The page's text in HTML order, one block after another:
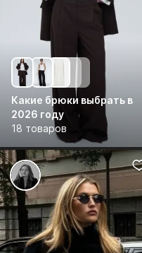
Какие брюки выбрать в
2026 году
18 товаров